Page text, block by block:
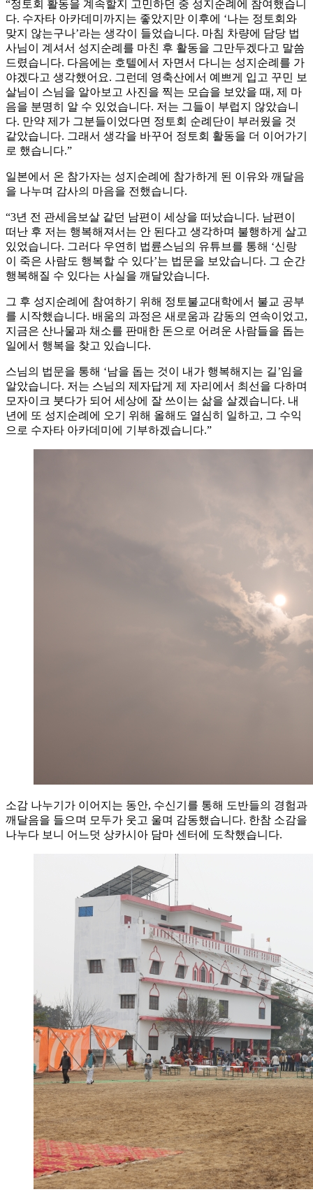
“정토회 활동을 계속할지 고민하던 중 성지순례에 참여했습니
다. 수자타 아카데미까지는 좋았지만 이후에 ‘나는 정토회와
맞지 않는구나’라는 생각이 들었습니다. 마침 차량에 담당 법
사님이 계셔서 성지순례를 마친 후 활동을 그만두겠다고 말씀
드렸습니다. 다음에는 호텔에서 자면서 다니는 성지순례를 가
야겠다고 생각했어요. 그런데 영축산에서 예쁘게 입고 꾸민 보
살님이 스님을 알아보고 사진을 찍는 모습을 보았을 때, 제 마
음을 분명히 알 수 있었습니다. 저는 그들이 부럽지 않았습니
다. 만약 제가 그분들이었다면 정토회 순례단이 부러웠을 것
같았습니다. 그래서 생각을 바꾸어 정토회 활동을 더 이어가기
로 했습니다.”
일본에서 온 참가자는 성지순례에 참가하게 된 이유와 깨달음
을 나누며 감사의 마음을 전했습니다.
“3년 전 관세음보살 같던 남편이 세상을 떠났습니다. 남편이
떠난 후 저는 행복해져서는 안 된다고 생각하며 불행하게 살고
있었습니다. 그러다 우연히 법륜스님의 유튜브를 통해 ‘신랑
이 죽은 사람도 행복할 수 있다’는 법문을 보았습니다. 그 순간
행복해질 수 있다는 사실을 깨달았습니다.
그 후 성지순례에 참여하기 위해 정토불교대학에서 불교 공부
를 시작했습니다. 배움의 과정은 새로움과 감동의 연속이었고,
지금은 산나물과 채소를 판매한 돈으로 어려운 사람들을 돕는
일에서 행복을 찾고 있습니다.
스님의 법문을 통해 ‘남을 돕는 것이 내가 행복해지는 길’임을
알았습니다. 저는 스님의 제자답게 제 자리에서 최선을 다하며
모자이크 붓다가 되어 세상에 잘 쓰이는 삶을 살겠습니다. 내
년에 또 성지순례에 오기 위해 올해도 열심히 일하고, 그 수익
으로 수자타 아카데미에 기부하겠습니다.”
소감 나누기가 이어지는 동안, 수신기를 통해 도반들의 경험과
깨달음을 들으며 모두가 웃고 울며 감동했습니다. 한참 소감을
나누다 보니 어느덧 상카시아 담마 센터에 도착했습니다.